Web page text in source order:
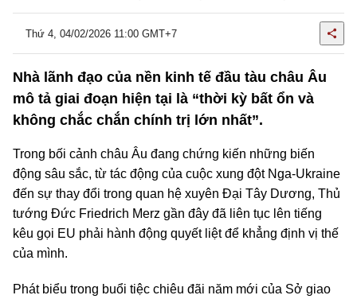
Thứ 4, 04/02/2026 11:00 GMT+7
Nhà lãnh đạo của nền kinh tế đầu tàu châu Âu
mô tả giai đoạn hiện tại là “thời kỳ bất ổn và
không chắc chắn chính trị lớn nhất”.
Trong bối cảnh châu Âu đang chứng kiến những biến
động sâu sắc, từ tác động của cuộc xung đột Nga-Ukraine
đến sự thay đổi trong quan hệ xuyên Đại Tây Dương, Thủ
tướng Đức Friedrich Merz gần đây đã liên tục lên tiếng
kêu gọi EU phải hành động quyết liệt để khẳng định vị thế
của mình.
Phát biểu trong buổi tiệc chiêu đãi năm mới của Sở giao